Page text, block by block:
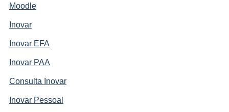
Moodle
Inovar
Inovar EFA
Inovar PAA
Consulta Inovar
Inovar Pessoal